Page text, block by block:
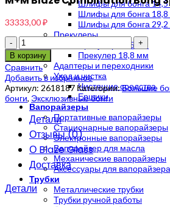
Шлифы для бонга 14,5
Шлифы для бонга 18,8
Шлифы для бонга 29,2
Прекулеры
Прекулер 14,5 мм
Прекулер 18,8 мм
Адаптеры и переходники
Уход и чистка
Чистящие средства
Ершики
Вапорайзеры
Портативные вапорайзеры
Стационарные вапорайзеры
Электронные вапорайзеры
Вапорайзер для масла
Механические вапорайзеры
Аксессуары для вапорайзера
Трубки
Металлические трубки
Трубки ручной работы
33333,00₽
Количество
В корзину
Сравнить
Добавить в избранное
Артикул: 2618187 Категории:Большие
бонги, Эксклюзивные бонги
Детали
Отзывы (0)
О Blaze Glass
Доставка
Детали